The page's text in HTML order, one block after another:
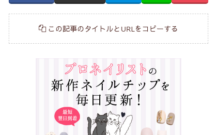
この記事のタイトルとURLをコピーする